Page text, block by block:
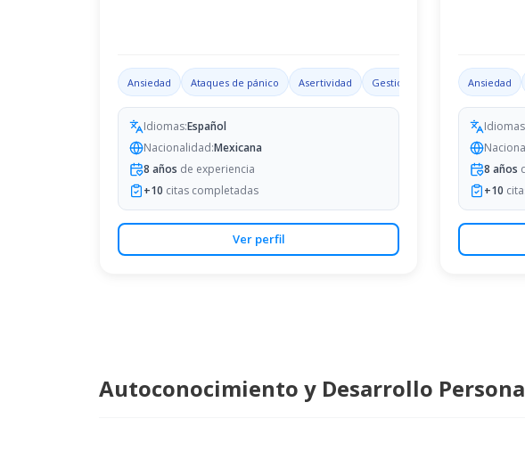
Ansiedad Ataques de pánico Asertividad Gestión emocional
Idiomas:Español
Nacionalidad:Mexicana
8 años de experiencia
+10 citas completadas
Ver perfil
Ansiedad
8 años
+10
Autoconocimiento y Desarrollo